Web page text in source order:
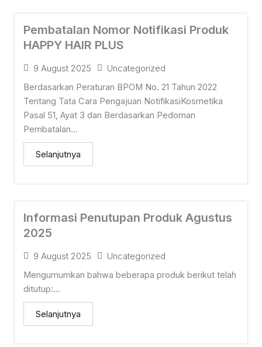
Pembatalan Nomor Notifikasi Produk
HAPPY HAIR PLUS
9 August 2025 Uncategorized
Berdasarkan Peraturan BPOM No. 21 Tahun 2022
Tentang Tata Cara Pengajuan NotifikasiKosmetika
Pasal 51, Ayat 3 dan Berdasarkan Pedoman
Pembatalan...
Selanjutnya
Informasi Penutupan Produk Agustus
2025
9 August 2025 Uncategorized
Mengumumkan bahwa beberapa produk berikut telah
ditutup:...
Selanjutnya